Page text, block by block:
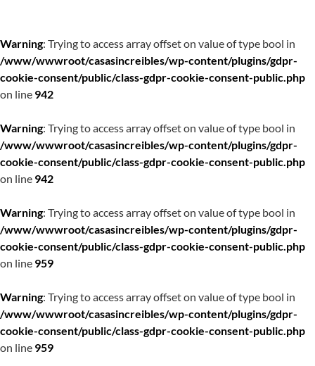
Warning: Trying to access array offset on value of type bool in
/www/wwwroot/casasincreibles/wp-content/plugins/gdpr-
cookie-consent/public/class-gdpr-cookie-consent-public.php
on line 942
Warning: Trying to access array offset on value of type bool in
/www/wwwroot/casasincreibles/wp-content/plugins/gdpr-
cookie-consent/public/class-gdpr-cookie-consent-public.php
on line 942
Warning: Trying to access array offset on value of type bool in
/www/wwwroot/casasincreibles/wp-content/plugins/gdpr-
cookie-consent/public/class-gdpr-cookie-consent-public.php
on line 959
Warning: Trying to access array offset on value of type bool in
/www/wwwroot/casasincreibles/wp-content/plugins/gdpr-
cookie-consent/public/class-gdpr-cookie-consent-public.php
on line 959